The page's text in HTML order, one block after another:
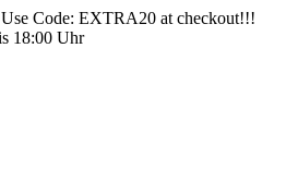
Code: EXTRA20 at checkout!!!
18:00 Uhr